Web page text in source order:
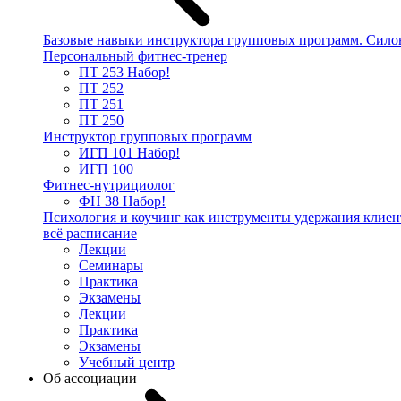
Базовые навыки инструктора групповых программ.
Персональный фитнес-тренер
ПТ 253 Набор!
ПТ 252
ПТ 251
ПТ 250
Инструктор групповых программ
ИГП 101 Набор!
ИГП 100
Фитнес-нутрициолог
ФН 38 Набор!
Психология и коучинг как инструменты удержания
всё расписание
Лекции
Семинары
Практика
Экзамены
Лекции
Практика
Экзамены
Учебный центр
Об ассоциации